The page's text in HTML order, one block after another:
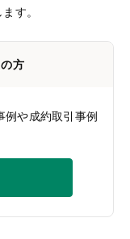
す。
方
例や成約取引事例